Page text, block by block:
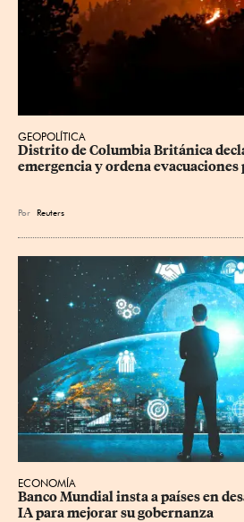
GEOPOLÍTICA
Distrito de Columbia Británica
emergencia y ordena
Por Reuters
ECONOMÍA
Banco Mundial insta a países en
IA para mejorar su gobernanza